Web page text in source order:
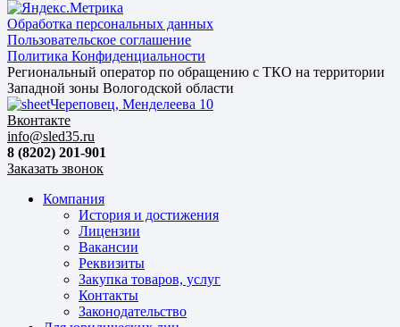
Обработка персональных данных
Пользовательское соглашение
Политика Конфиденциальности
Региональный оператор по обращению с ТКО на территории
Западной зоны Вологодской области
Череповец, Менделеева 10
Вконтакте
info@sled35.ru
8 (8202) 201-901
Заказать звонок
Компания
История и достижения
Лицензии
Вакансии
Реквизиты
Закупка товаров, услуг
Контакты
Законодательство